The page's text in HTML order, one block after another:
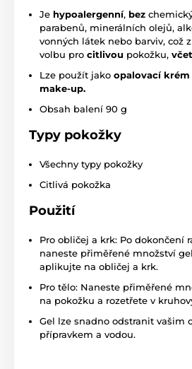
Je hypoalergenní, bez
parabenů, minerálních olejů,
vonných látek nebo barviv, což
volbu pro citlivou pokožku,
Lze použít jako opalovací
make-up.
Obsah balení 90 g
Typy pokožky
Všechny typy pokožky
Citlivá pokožka
Použití
Pro obličej a krk: Po dokončení
naneste přiměřené množství
aplikujte na obličej a krk.
Pro tělo: Naneste přiměřené
na pokožku a rozetřete v
Gel lze snadno odstranit vašim
přípravkem a vodou.